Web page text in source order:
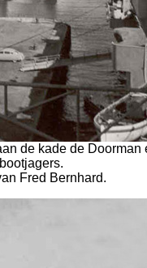
de kade de Doorman
Fred Bernhard.